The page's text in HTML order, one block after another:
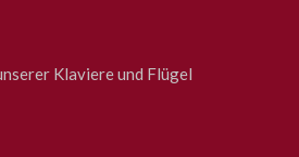
Klaviere und Flügel